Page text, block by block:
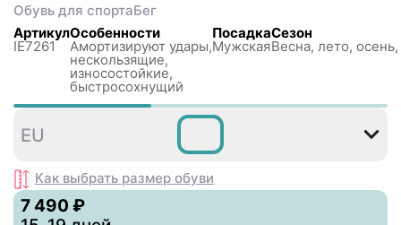
Обувь для спортаБег
Артикул
IE7261
Особенности
Амортизируют удары,
нескользящиe,
износостойкие,
быстросохнущий
Посадка
Мужская
Сезон
Весна, лето,
42⅔
EU
Как выбрать размер обуви
7 490 ₽